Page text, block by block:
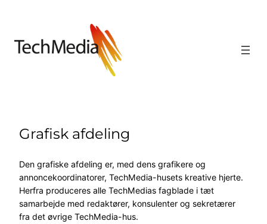
Grafisk afdeling
Den grafiske afdeling er, med dens grafikere og
annoncekoordinatorer, TechMedia-husets kreative hjerte.
Herfra produceres alle TechMedias fagblade i tæt
samarbejde med redaktører, konsulenter og sekretærer
fra det øvrige TechMedia-hus.